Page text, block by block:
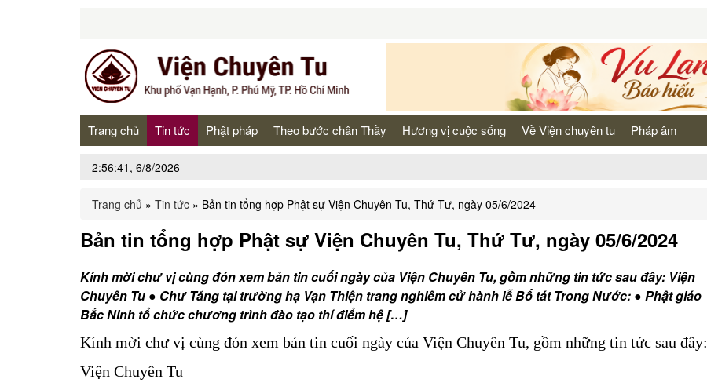
Trang chủ Tin tức Phật pháp Theo bước chân Thầy Hương vị cuộc sống Về Viện chuyên tu Pháp âm
2:56:41, 6/8/2026
Trang chủ » Tin tức » Bản tin tổng hợp Phật sự Viện Chuyên Tu, Thứ Tư, ngày 05/6/2024
Bản tin tổng hợp Phật sự Viện Chuyên Tu, Thứ Tư, ngày 05/6/2024
Kính mời chư vị cùng đón xem bản tin cuối ngày của Viện Chuyên Tu, gồm những tin tức sau đây: Viện
Chuyên Tu ● Chư Tăng tại trường hạ Vạn Thiện trang nghiêm cử hành lễ Bố tát Trong Nước: ● Phật giáo
Bắc Ninh tổ chức chương trình đào tạo thí điểm hệ […]
Kính mời chư vị cùng đón xem bản tin cuối ngày của Viện Chuyên Tu, gồm những tin tức sau đây:
Viện Chuyên Tu